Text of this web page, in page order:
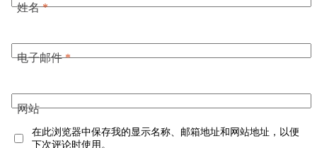
姓名*
电子邮件*
网站
在此浏览器中保存我的显示名称、邮箱地址和网站地址，以便
下次评论时使用。